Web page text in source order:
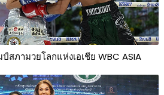
สภามวยโลกแห่งเอเชีย WBC ASIA